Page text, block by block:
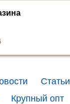
Статьи
Крупный опт